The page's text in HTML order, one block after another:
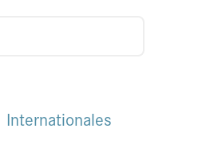
Internationales